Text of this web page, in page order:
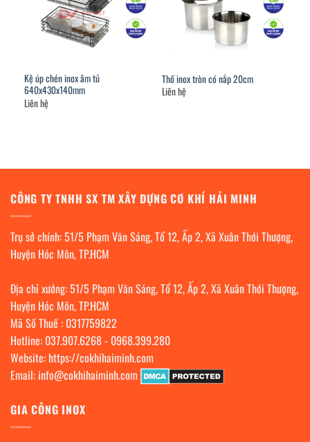
Kệ úp chén inox âm tủ
640x430x140mm
Liên hệ
Thố inox tròn có nắp 20cm
Liên hệ
CÔNG TY TNHH SX TM XÂY DỰNG CƠ KHÍ HẢI MINH
Trụ sở chính: 51/5 Phạm Văn Sáng, Tổ 12, Ấp 2, Xã Xuân Thới Thượng,
Huyện Hóc Môn, TP.HCM
Địa chỉ xưởng: 51/5 Phạm Văn Sáng, Tổ 12, Ấp 2, Xã Xuân Thới Thượng,
Huyện Hóc Môn, TP.HCM
Mã Số Thuế : 0317759822
Hotline: 037.907.6268- 0968.399.280
Website: https://cokhihaiminh.com
Email: info@cokhihaiminh.com
GIA CÔNG INOX